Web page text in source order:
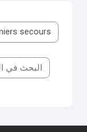
تصنيفات
البحث في